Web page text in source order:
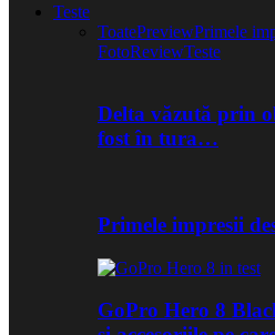
Teste
ToatePreviewPrimele
FotoReviewTeste
Delta văzută prin
fost în tura…
Primele impresii
GoPro Hero 8